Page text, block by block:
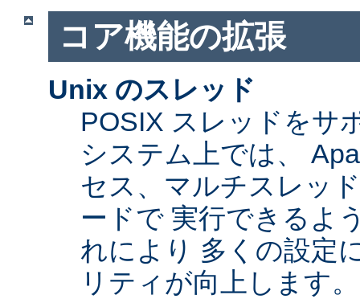
コア機能の拡張
Unix のスレッド
POSIX スレッドをサ
システム上では、
セス、マルチスレッ
ードで 実行できるよ
れにより 多くの設定
リティが向上します。